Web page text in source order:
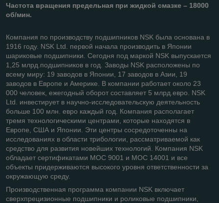
Частота вращения предельная при жидкой смазке – 18000
об/мин.
Компания по производству подшипников NSK была основана в
1916 году. NSK Ltd. первой начала производить в Японии
шариковые подшипники. Сегодня под маркой NSK выпускается
1,25 млрд.подшипников в год. Заводы NSK расположены по
всему миру: 19 заводов в Японии, 17 заводов в Азии, 19
заводов в Европе и Америке. В компании работает около 23
000 человек, ежегодный оборот составляет 5 млрд.евро. NSK
Ltd. инвестирует в научно-исследовательскую деятельность
больше 100 млн. евро каждый год. Компания располагает
тремя технологическими центрами, которые находятся в
Европе, США и Японии. Эти центры сосредоточенны на
исследованиях в области трибологии, рассматриваемой как
средство для развития новейших технологий. Компания NSK
обладает сертификатами МОС 9001 и МОС 14001 и все
объекты придерживаются высокого уровня ответственности за
окружающую среду.
Производственная программа компании NSK включает
сверхпрецизионные подшипники и роликовые подшипники,